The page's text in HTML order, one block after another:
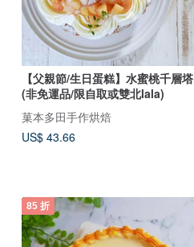
【父親節/生日蛋糕】水蜜桃千層塔
(非免運品/限自取或雙北lala)
菓本多田手作烘焙
US$ 43.66
85 折